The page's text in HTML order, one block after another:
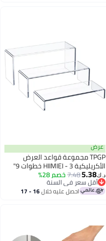
عرض
TPGP مجموعة قواعد العرض
الأكريليكية HIIMIEI - 3 خطوات 9"
قواعد مستطيلة شفافة لعرض
الكب كيك، الأحجار الكريمة،
المقتنيات
د.ك‏5.38
7.48خصم 28%
أقل سعر في السنة
أقل سعر في السنة
احصل عليه خلال 16 - 17